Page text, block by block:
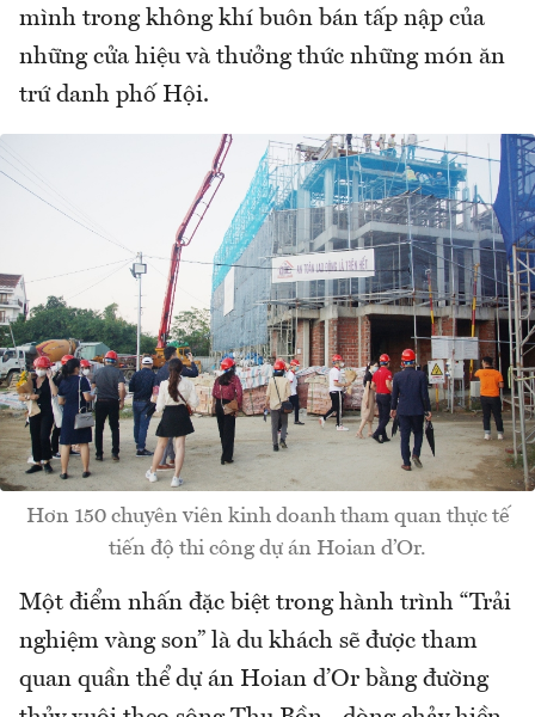
mình trong không khí buôn bán tấp nập của
những cửa hiệu và thưởng thức những món ăn
trứ danh phố Hội.
Hơn 150 chuyên viên kinh doanh tham quan thực tế
tiến độ thi công dự án Hoian d’Or.
Một điểm nhấn đặc biệt trong hành trình “Trải
nghiệm vàng son” là du khách sẽ được tham
quan quần thể dự án Hoian d’Or bằng đường